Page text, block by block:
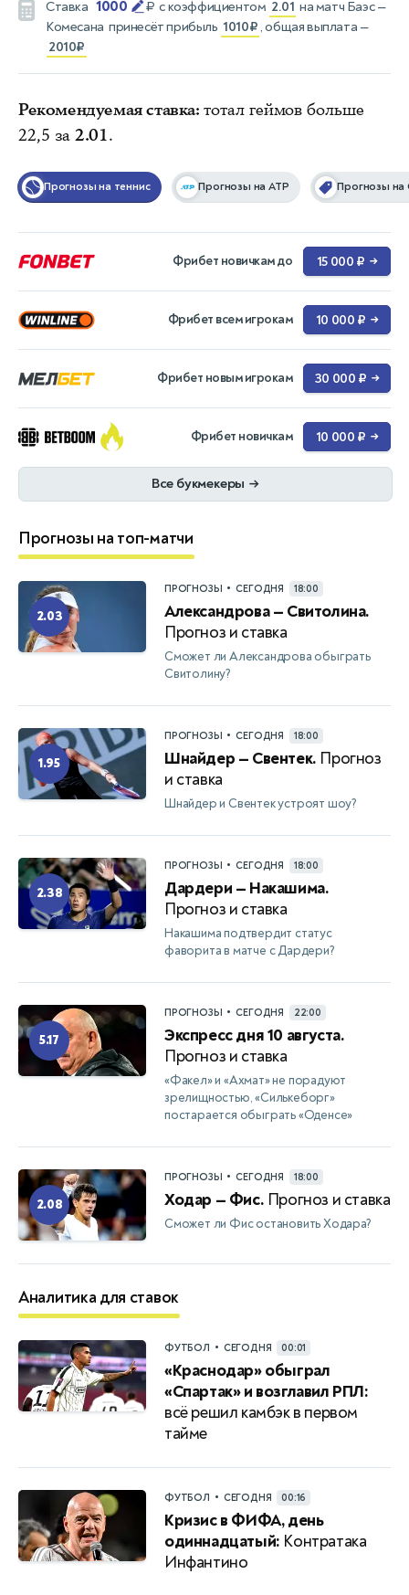
Ставка 1000 ₽ с коэффициентом 2.01 на матч Баэс —
Комесана принесёт прибыль 1010₽ , общая выплата —
2010₽
Рекомендуемая ставка: тотал геймов больше
22,5 за2.01.
Прогнозы на теннис Прогнозы на ATP Прогнозы на
Фрибет новичкам до 15 000 ₽ →
Фрибет всем игрокам 10 000 ₽ →
Фрибет новым игрокам 30 000 ₽ →
Фрибет новичкам 10 000 ₽ →
Все букмекеры →
Прогнозы на топ-матчи
2.03
ПРОГНОЗЫ • СЕГОДНЯ 18:00
Александрова — Свитолина.
Прогноз и ставка
Сможет ли Александрова обыграть
Свитолину?
1.95
ПРОГНОЗЫ • СЕГОДНЯ 18:00
Шнайдер — Свентек. Прогноз
и ставка
Шнайдер и Свентек устроят шоу?
2.38
ПРОГНОЗЫ • СЕГОДНЯ 18:00
Дардери — Накашима.
Прогноз и ставка
Накашима подтвердит статус
фаворита в матче с Дардери?
5.17
ПРОГНОЗЫ • СЕГОДНЯ 22:00
Экспресс дня 10 августа.
Прогноз и ставка
«Факел» и «Ахмат» не порадуют
зрелищностью, «Силькеборг»
постарается обыграть «Оденсе»
2.08
ПРОГНОЗЫ • СЕГОДНЯ 18:00
Ходар — Фис. Прогноз и ставка
Сможет ли Фис остановить Ходара?
Аналитика для ставок
ФУТБОЛ • СЕГОДНЯ 00:01
«Краснодар» обыграл
«Спартак» и возглавил РПЛ:
всё решил камбэк в первом
тайме
ФУТБОЛ • СЕГОДНЯ 00:16
Кризис в ФИФА, день
одиннадцатый: Контратака
Инфантино